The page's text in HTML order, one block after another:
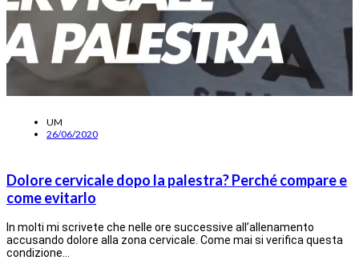
UM
26/06/2020
Dolore cervicale dopo la palestra? Perché compare e
come evitarlo
In molti mi scrivete che nelle ore successive all’allenamento
accusando dolore alla zona cervicale. Come mai si verifica questa
condizione…